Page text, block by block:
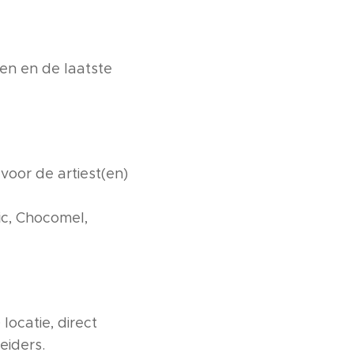
en de laatste
de artiest(en)
Chocomel,
direct